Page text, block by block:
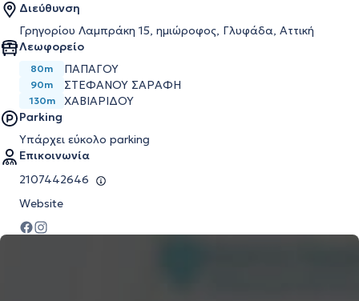
Διεύθυνση
Γρηγορίου Λαμπράκη 15, ημιώροφος, Γλυφάδα, Αττική
Λεωφορείο
80m ΠΑΠΑΓΟΥ
90m ΣΤΕΦΑΝΟΥ ΣΑΡΑΦΗ
130m
ΧΑΒΙΑΡΙΔΟΥ
Parking
Υπάρχει εύκολο parking
Επικοινωνία
2107442646
Website